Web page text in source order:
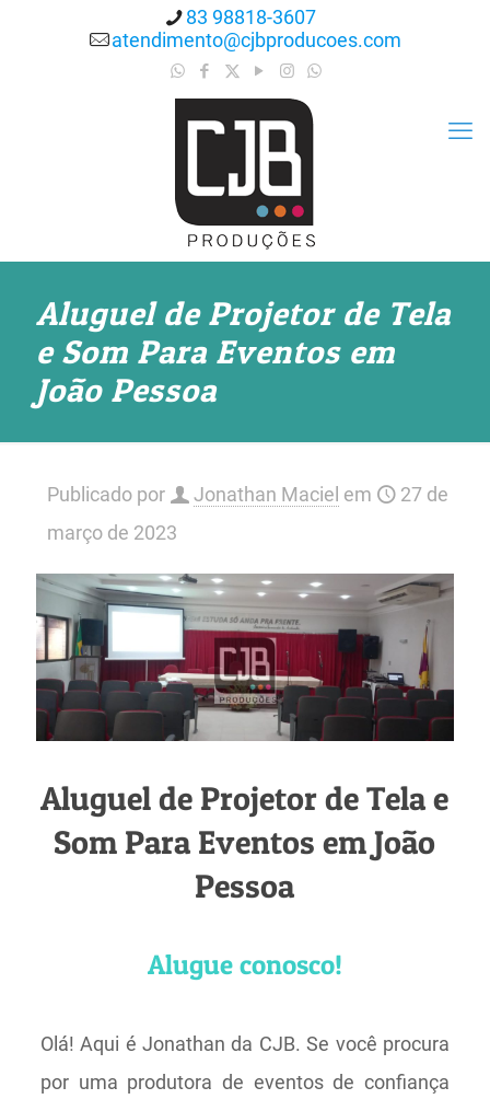
83 98818-3607
atendimento@cjbproducoes.com
Aluguel de Projetor de Tela
e Som Para Eventos em
João Pessoa
Publicado por Jonathan Maciel em
27 de
março de 2023
Aluguel de Projetor de Tela e
Som Para Eventos em João
Pessoa
Alugue conosco!
Olá! Aqui é Jonathan da CJB. Se você procura
por uma produtora de eventos de confiança